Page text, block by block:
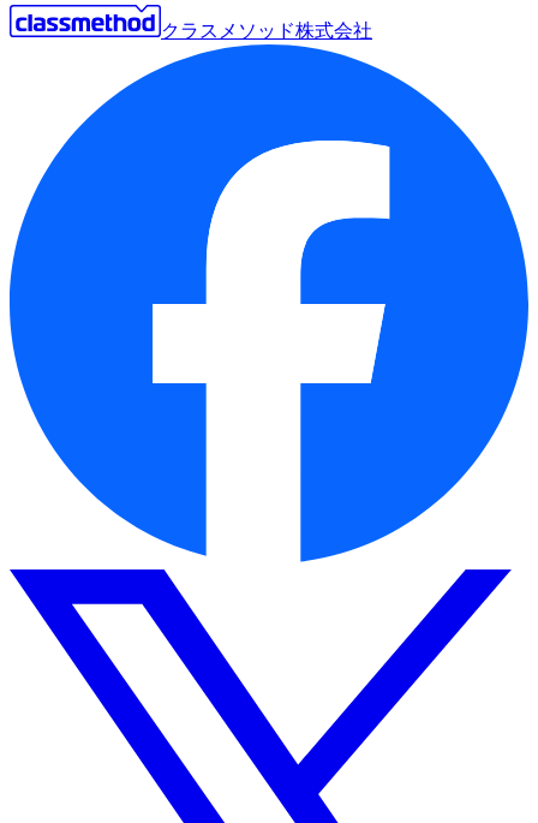
クラスメソッド株式会社